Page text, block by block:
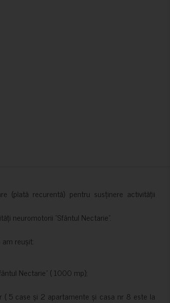
(plată recurentă) pentru susținere activității
neuromotorii ”Sfântul Nectarie”.
reușit:
Nectarie” ( 1000 mp);
( 5 case și 2 apartamente și casa nr 8 este la